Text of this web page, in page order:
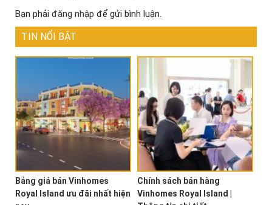
Bạn phải đăng nhập để gửi bình luận.
TIN NỔI BẬT
Bảng giá bán Vinhomes
Royal Island ưu đãi nhất hiện
Chính sách bán hàng
Vinhomes Royal Island |